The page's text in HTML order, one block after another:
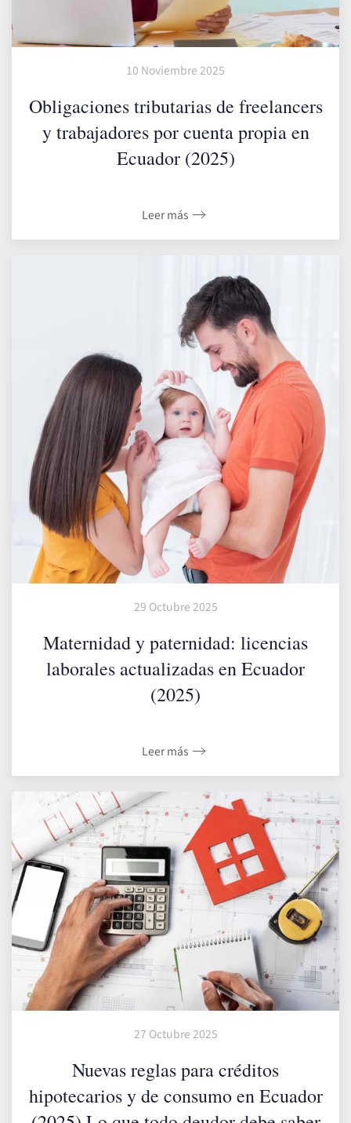
10 Noviembre 2025
Obligaciones tributarias de freelancers
y trabajadores por cuenta propia en
Ecuador (2025)
Leer más
29 Octubre 2025
Maternidad y paternidad: licencias
laborales actualizadas en Ecuador
(2025)
Leer más
27 Octubre 2025
Nuevas reglas para créditos
hipotecarios y de consumo en Ecuador